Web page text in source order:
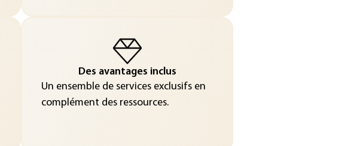
Des avantages inclus
Un ensemble de services exclusifs en
complément des ressources.